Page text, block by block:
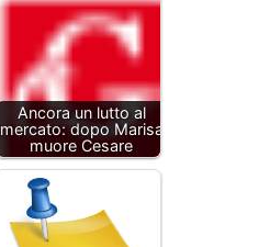
Ancora un lutto al
mercato: dopo Marisa
muore Cesare